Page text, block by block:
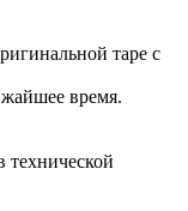
таре с
время.
технической